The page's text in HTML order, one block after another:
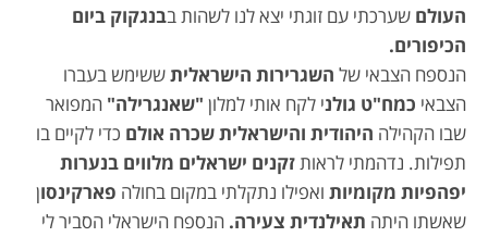
העולם שערכתי עם זוגתי יצא לנו לשהות בבנגקוק ביום
הכיפורים.
הנספח הצבאי של השגרירות הישראליתששימש בעברו
הצבאי כמח"ט גולני לקח אותי למלון "שאנגרילה" המפואר
שבו הקהילה היהודית והישראלית שכרה אולם כדי לקיים בו
תפילות. נדהמתי לראותזקנים ישראלים מלווים בנערות
יפהפיות מקומיות ואפילו נתקלתי במקום בחולה פארקינסון
שאשתו היתה תאילנדית צעירה. הנספח הישראלי הסביר לי